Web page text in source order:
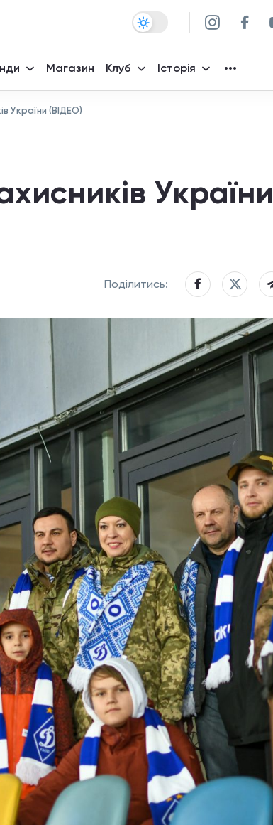
Магазин Клуб Історія
України (ВІДЕО)
України
Поділитись: